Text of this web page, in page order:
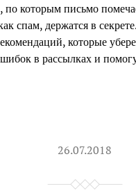
которым письмо
спам, держатся в
которые
в рассылках и
26.07.2018